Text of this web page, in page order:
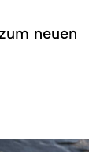
neuen